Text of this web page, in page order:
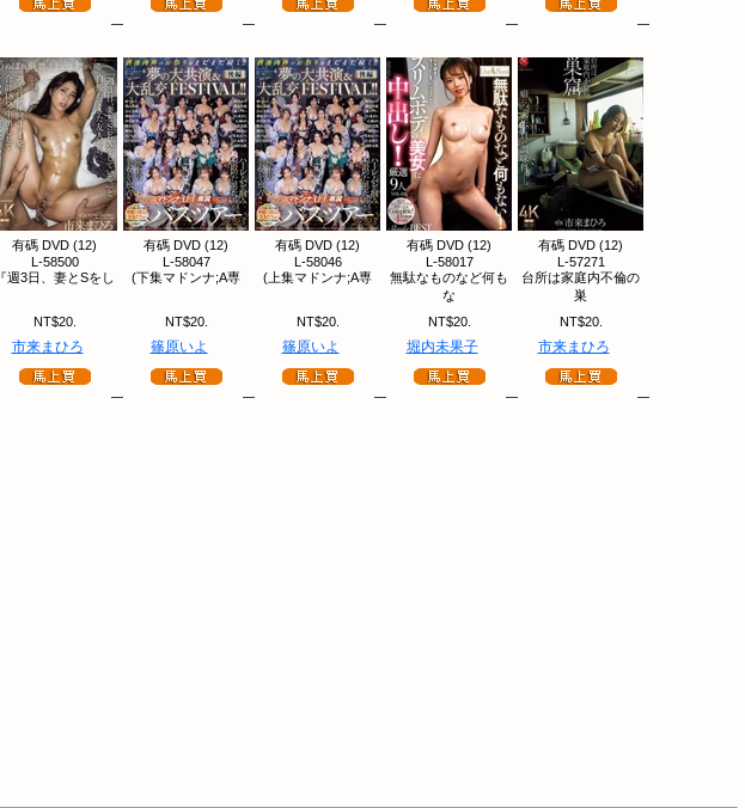
有碼 DVD (12)
L-58500
『週3日、妻とSをし
NT$20.
市来まひろ
有碼 DVD (12)
L-58047
(下集マドンナ;A専
NT$20.
篠原いよ
有碼 DVD (12)
L-58046
(上集マドンナ;A専
NT$20.
篠原いよ
有碼 DVD (12)
L-58017
無駄なものなど何も
な
NT$20.
堀内未果子
有碼 DVD (12)
L-57271
台所は家庭内不倫の
巣
NT$20.
市来まひろ